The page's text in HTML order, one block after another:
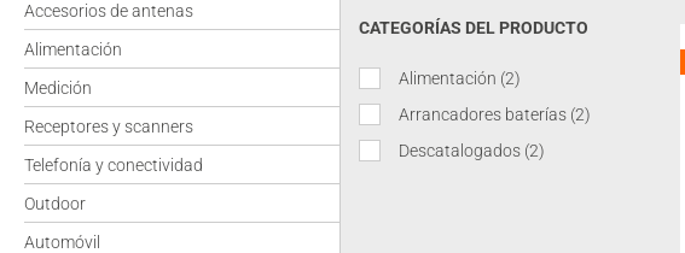
Accesorios de antenas
Alimentación
Medición
Receptores y scanners
Telefonía y conectividad
Outdoor
Automóvil
CATEGORÍAS DEL PRODUCTO
Alimentación (2)
Arrancadores baterías (2)
Descatalogados (2)